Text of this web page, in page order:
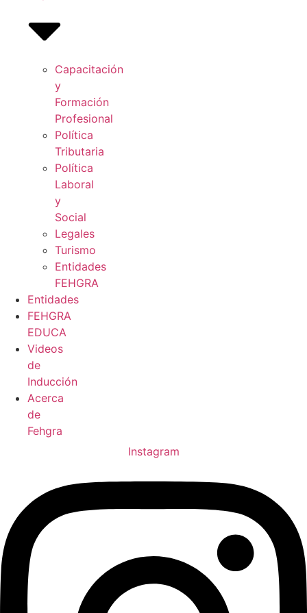
Capacitación
y
Formación
Profesional
Política
Tributaria
Política
Laboral
y
Social
Legales
Turismo
Entidades
FEHGRA
Entidades
FEHGRA
EDUCA
Videos
de
Inducción
Acerca
de
Fehgra
Instagram